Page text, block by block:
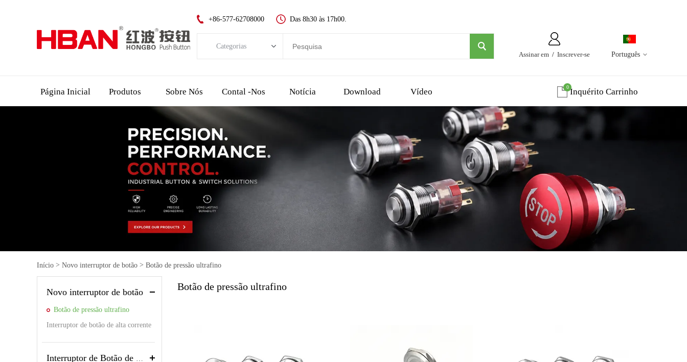
Português
Assinar em / Inscrever-se
+86-577-62708000 Das 8h30 às 17h00.
Categorias
Indicador LED
Interruptor de chave
Acessórios de botão
Página Inicial Produtos Sobre Nós Contal -nos Notícia Download Vídeo Inquérito Carrinho
0
Início > Novo interruptor de botão > Botão de pressão ultrafino
Novo interruptor de botão
Botão de pressão ultrafino
Interruptor de botão de alta corrente
Botão de pressão ultrafino